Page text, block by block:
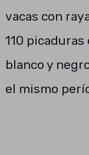
vacas con
110
blanco y
el mismo